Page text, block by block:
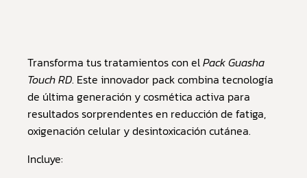
Transforma tus tratamientos con elPack Guasha
Touch RD. Este innovador pack combina tecnología
de última generación y cosmética activa para
resultados sorprendentes en reducción de fatiga,
oxigenación celular y desintoxicación cutánea.
Incluye: